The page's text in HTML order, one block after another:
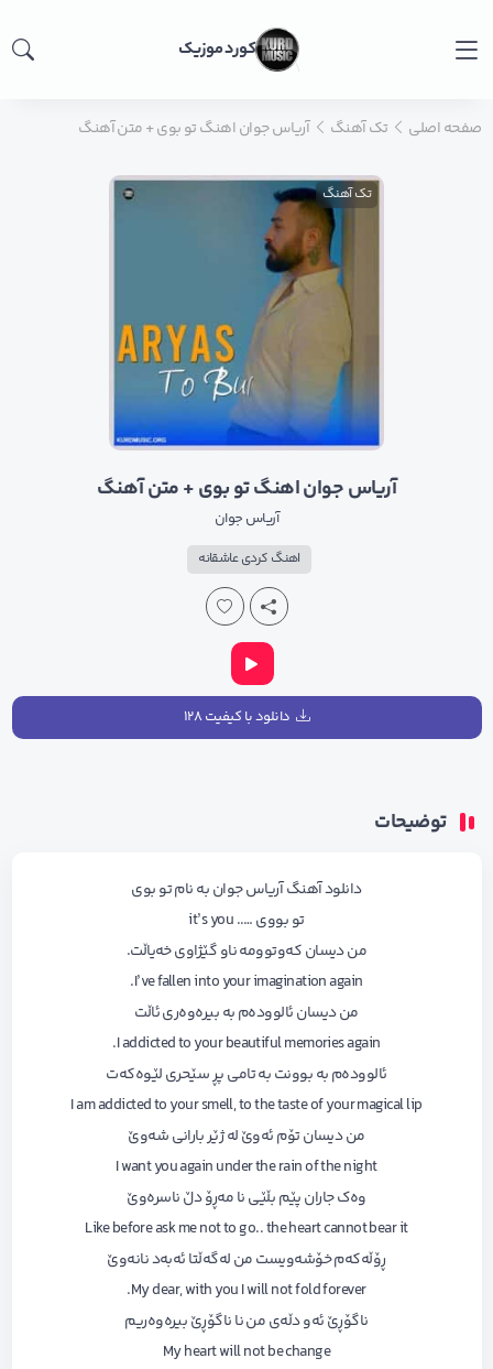
کورد موزیک
صفحه اصلی تک آهنگ آریاس جوان اهنگ تو بوی + متن آهنگ
تک آهنگ
آریاس جوان اهنگ تو بوی + متن آهنگ
آریاس جوان
اهنگ کردی عاشقانه
دانلود با کیفیت ۱۲۸
توضیحات
دانلود آهنگ آریاس جوان به نام تو بوی
تو بووی ….. it’s you
من دیسان کەوتوومە ناو گێژاوی خەیاڵت.
I’ve fallen into your imagination again.
من دیسان ئالوودەم بە بیرەوەری ئاڵت
I addicted to your beautiful memories again.
ئالوودەم بە بوونت بە تامی پڕ سێحری لێوەکەت
I am addicted to your smell, to the taste of your magical lip
من دیسان تۆم ئەوێ لە ژێر بارانی شەوێ
I want you again under the rain of the night
وەک جاران پێم بڵێی نا مەڕۆ دڵ ناسرەوێ
Like before ask me not to go.. the heart cannot bear it
ڕۆڵەکەم خۆشەویست من لەگەڵتا ئەبەد نانەوێ
My dear, with you I will not fold forever.
ناگۆڕێ ئەو دڵەی من نا ناگۆڕێ بیرەوەریم
My heart will not be change